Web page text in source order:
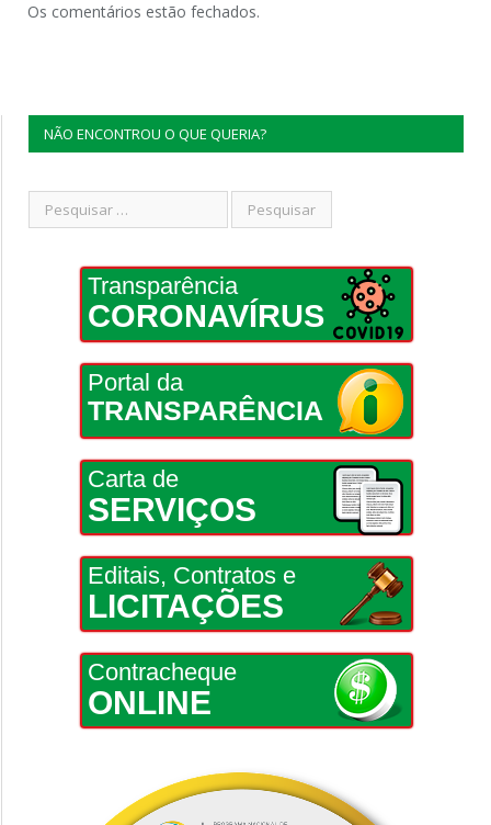
Os comentários estão fechados.
NÃO ENCONTROU O QUE QUERIA?
Transparência
CORONAVÍRUS
Portal da
TRANSPARÊNCIA
Carta de
SERVIÇOS
Editais, Contratos e
LICITAÇÕES
Contracheque
ONLINE